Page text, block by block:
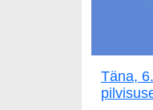
Täna,